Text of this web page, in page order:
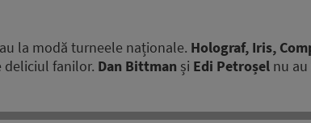
la modă turneele naționale. Holograf, Iris,
deliciul fanilor. Dan Bittman și Edi Petroșel nu